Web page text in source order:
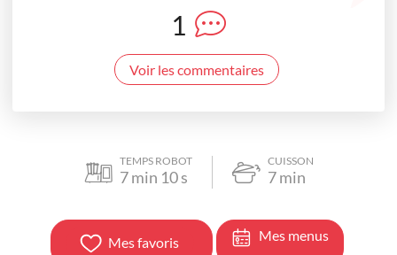
1
Voir les commentaires
TEMPS ROBOT
7min 10s
CUISSON
7min
Mes favoris Mes menus